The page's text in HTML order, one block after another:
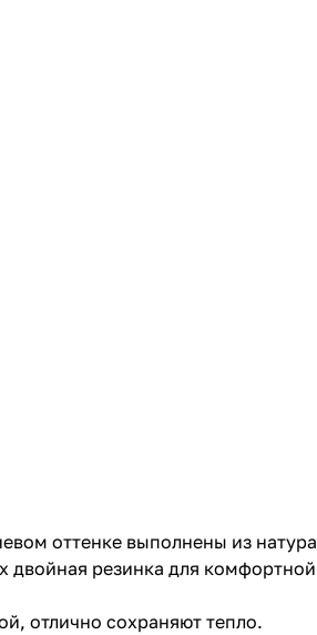
оттенке выполнены из
резинка для
отлично сохраняют тепло.